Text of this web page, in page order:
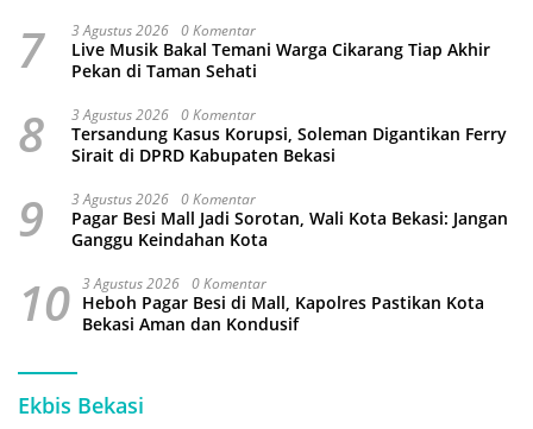
7 3 Agustus 2026 0 Komentar
Live Musik Bakal Temani Warga Cikarang Tiap Akhir
Pekan di Taman Sehati
8 3 Agustus 2026 0 Komentar
Tersandung Kasus Korupsi, Soleman Digantikan Ferry
Sirait di DPRD Kabupaten Bekasi
9 3 Agustus 2026 0 Komentar
Pagar Besi Mall Jadi Sorotan, Wali Kota Bekasi: Jangan
Ganggu Keindahan Kota
10 3 Agustus 2026 0 Komentar
Heboh Pagar Besi di Mall, Kapolres Pastikan Kota
Bekasi Aman dan Kondusif
Ekbis Bekasi